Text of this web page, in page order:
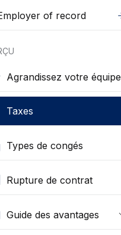
of record
Agrandissez votre équipe
Taxes
Types de congés
Rupture de contrat
Guide des avantages